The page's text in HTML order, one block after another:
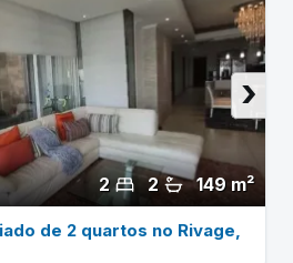
149 m²
2
2
›
de 2 quartos no Rivage,